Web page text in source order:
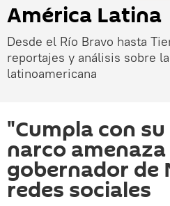
América Latina
Desde el Río Bravo hasta
reportajes y análisis sobre
latinoamericana
"Cumpla con
narco amenaza
gobernador de
redes sociales